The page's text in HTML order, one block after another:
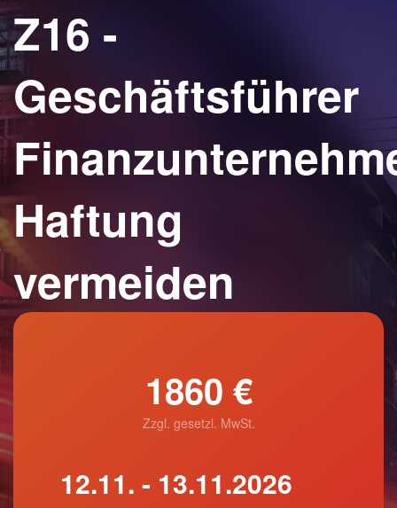
Z16 -
Geschäftsführer
Haftung
vermeiden
1860 €
Zzgl. gesetzl. MwSt.